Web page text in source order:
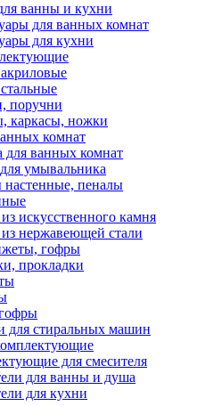
ванны и кухни
для ванных комнат
для кухни
поручни
каркасы, ножки
комнат
для ванных комнат
умывальника
пеналы
искусственного камня
нержавеющей стали
гофры
прокладки
для стиральных машин
для смесителя
для ванны и душа
для кухни